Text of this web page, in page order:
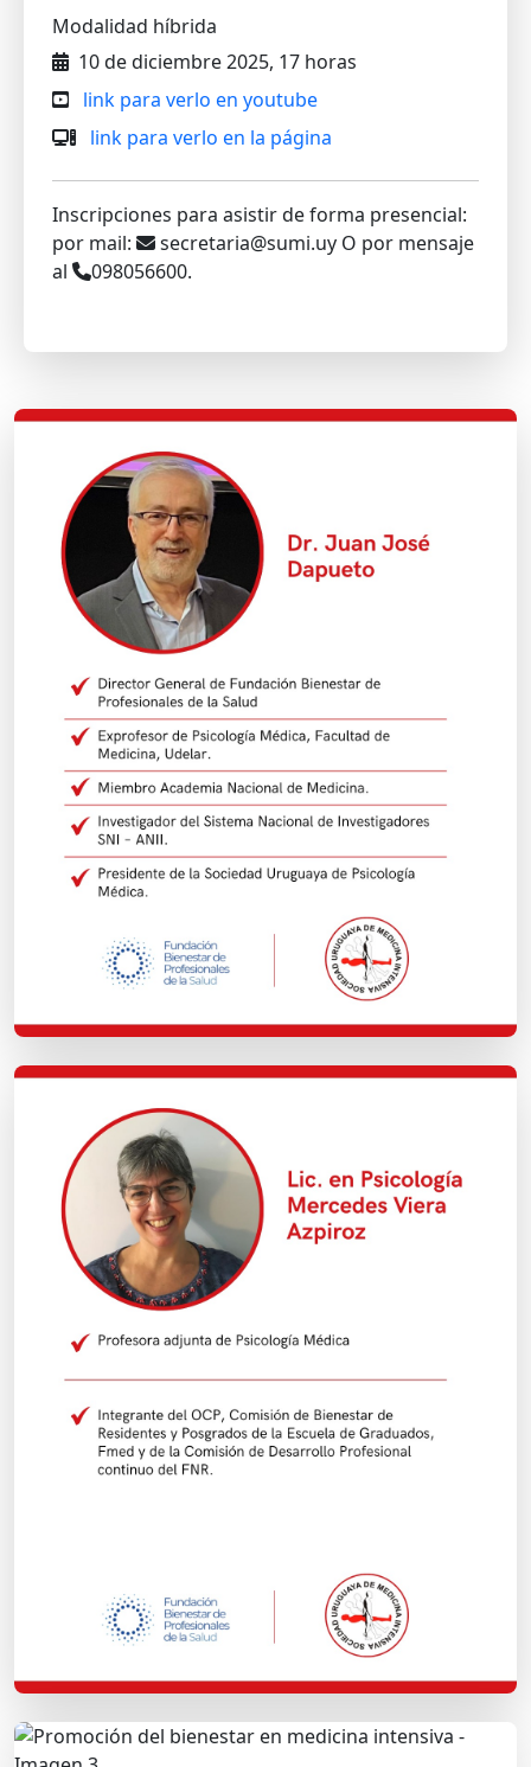
Modalidad híbrida
10 de diciembre 2025, 17 horas
link para verlo en youtube
link para verlo en la página
Inscripciones para asistir de forma presencial:
por mail:
secretaria@sumi.uy O por mensaje
al
098056600.